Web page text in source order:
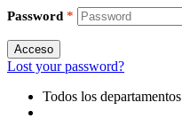
Password *
Acceso
Lost your password?
Todos los departamentos